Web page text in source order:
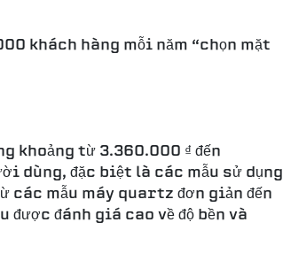
khách hàng mỗi năm “chọn mặt
khoảng từ 3.360.000 ₫ đến
dùng, đặc biệt là các mẫu sử dụng
các mẫu máy quartz đơn giản đến
được đánh giá cao về độ bền và